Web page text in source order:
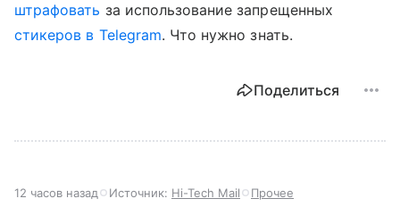
штрафовать за использование запрещенных
стикеров в Telegram. Что нужно знать.
Поделиться
12 часов назад Источник: Hi-Tech Mail Прочее